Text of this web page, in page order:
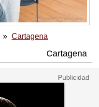
Cartagena
Cartagena